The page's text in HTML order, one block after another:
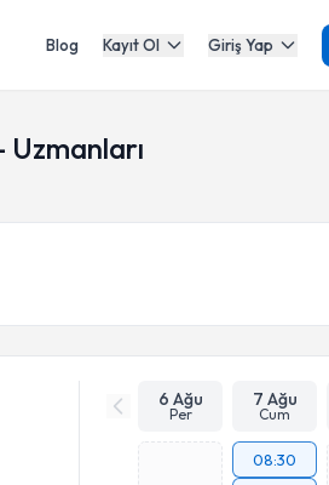
Blog Kayıt Ol Giriş Yap
Uzmanları
6 Ağu
Per
7 Ağu
Cum
08:30